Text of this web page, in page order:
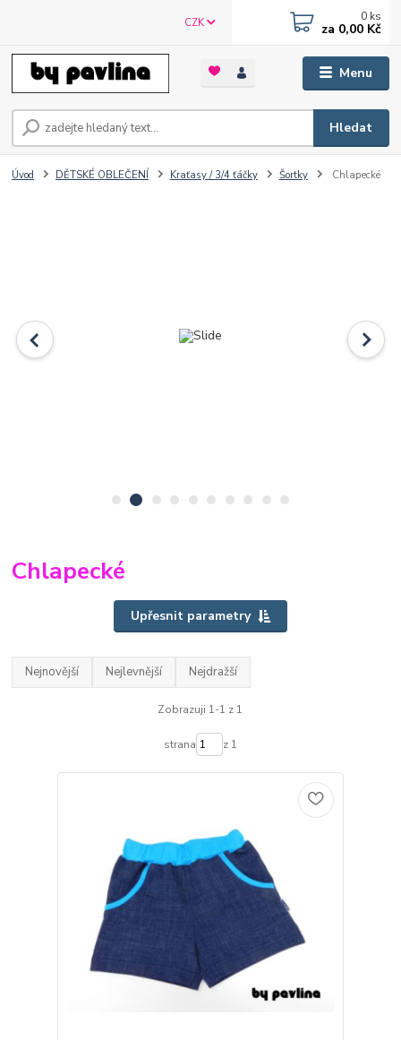
Menu
CZK
Hledat
0 ks
za 0,00 Kč
Úvod DĚTSKÉ OBLEČENÍ Kraťasy / 3/4 ťáčky Šortky Chlapecké
Chlapecké
Upřesnit parametry
Nejnovější Nejlevnější Nejdražší
Zobrazuji 1-1 z 1
strana z 1